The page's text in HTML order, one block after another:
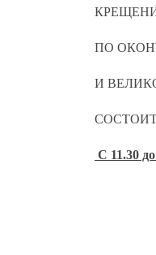
ПО
И
С 11.30